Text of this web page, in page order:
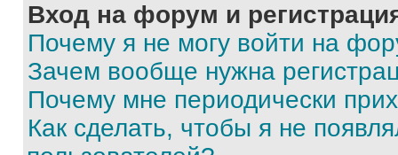
Вход на форум и
Почему я не могу войти на
Зачем вообще нужна
Почему мне периодически
Как сделать, чтобы я не